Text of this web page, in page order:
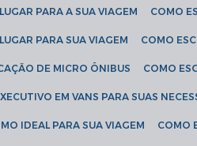
PARA A SUA VIAGEM COMO
PARA SUA VIAGEM COMO
DE MICRO ÔNIBUS COMO
EM VANS PARA SUAS
IDEAL PARA SUA VIAGEM